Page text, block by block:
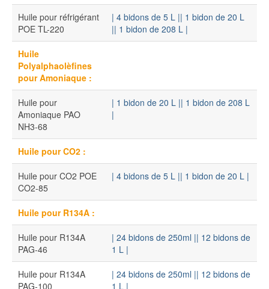
Huile pour réfrigérant
POE TL-220
| 4 bidons de 5 L || 1 bidon de 20 L
|| 1 bidon de 208 L |
Huile
Polyalphaolèfines
pour Amoniaque :
Huile pour
Amoniaque PAO
NH3-68
| 1 bidon de 20 L || 1 bidon de 208 L
|
Huile pour CO2 :
Huile pour CO2 POE
CO2-85
| 4 bidons de 5 L || 1 bidon de 20 L |
Huile pour R134A :
Huile pour R134A
PAG-46
| 24 bidons de 250ml || 12 bidons de
1 L |
Huile pour R134A
PAG-100
| 24 bidons de 250ml || 12 bidons de
1 L |